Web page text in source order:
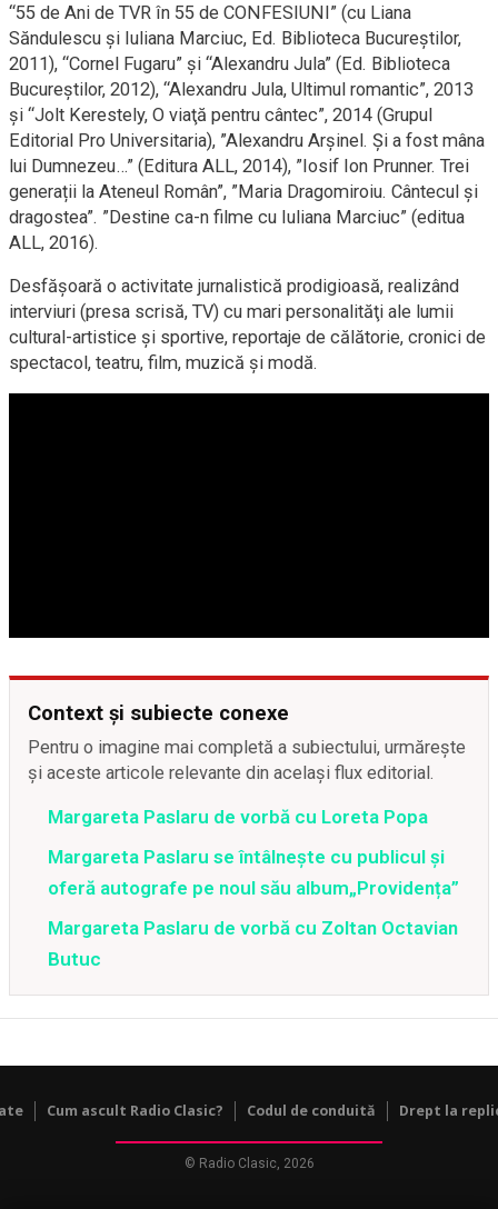
“55 de Ani de TVR în 55 de CONFESIUNI” (cu Liana
Săndulescu și Iuliana Marciuc, Ed. Biblioteca Bucureştilor,
2011), “Cornel Fugaru” şi “Alexandru Jula” (Ed. Biblioteca
Bucureştilor, 2012), “Alexandru Jula, Ultimul romantic”, 2013
şi “Jolt Kerestely, O viaţă pentru cântec”, 2014 (Grupul
Editorial Pro Universitaria), ”Alexandru Arșinel. Și a fost mâna
lui Dumnezeu…” (Editura ALL, 2014), ”Iosif Ion Prunner. Trei
generații la Ateneul Român”, ”Maria Dragomiroiu. Cântecul și
dragostea”. ”Destine ca-n filme cu Iuliana Marciuc” (editua
ALL, 2016).
Desfășoară o activitate jurnalistică prodigioasă, realizând
interviuri (presa scrisă, TV) cu mari personalităţi ale lumii
cultural-artistice și sportive, reportaje de călătorie, cronici de
spectacol, teatru, film, muzică şi modă.
Context și subiecte conexe
Pentru o imagine mai completă a subiectului, urmărește
și aceste articole relevante din același flux editorial.
Margareta Paslaru de vorbă cu Loreta Popa
Margareta Paslaru se întâlnește cu publicul și
oferă autografe pe noul său album„Providența”
Margareta Paslaru de vorbă cu Zoltan Octavian
Butuc
Cum ascult Radio Clasic? Codul de conduită Drept la
© Radio Clasic, 2026